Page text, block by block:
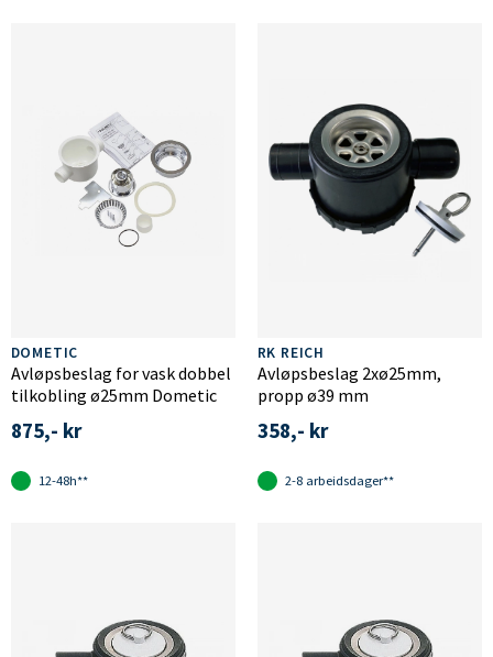
DOMETIC
Avløpsbeslag for vask dobbel
tilkobling ø25mm Dometic
875,- kr
12-48h**
RK REICH
Avløpsbeslag 2xø25mm,
propp ø39 mm
358,- kr
2-8 arbeidsdager**